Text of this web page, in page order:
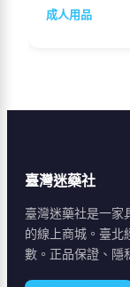
進局部血液循
月以上可見明
成人用品
臺灣迷藥社
臺灣迷藥社是一家
的線上商城。臺北
數。正品保證、隱